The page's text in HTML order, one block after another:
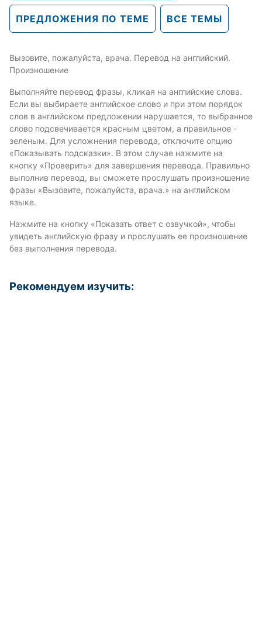
ПРЕДЛОЖЕНИЯ ПО ТЕМЕ ВСЕ ТЕМЫ
Вызовите, пожалуйста, врача. Перевод на английский.
Произношение
Выполняйте перевод фразы, кликая на английские слова.
Если вы выбираете английское слово и при этом порядок
слов в английском предложении нарушается, то выбранное
слово подсвечивается красным цветом, а правильное -
зеленым. Для усложнения перевода, отключите опцию
«Показывать подсказки». В этом случае нажмите на
кнопку «Проверить» для завершения перевода. Правильно
выполнив перевод, вы сможете прослушать произношение
фразы «Вызовите, пожалуйста, врача.» на английском
языке.
Нажмите на кнопку «Показать ответ с озвучкой», чтобы
увидеть английскую фразу и прослушать ее произношение
без выполнения перевода.
Рекомендуем изучить: